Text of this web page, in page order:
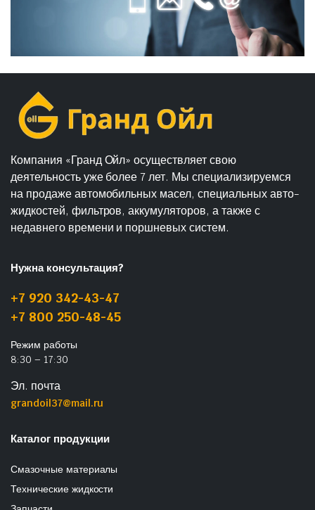
Компания «Гранд Ойл» осуществляет свою
деятельность уже более 7 лет. Мы специализируемся
на продаже автомобильных масел, специальных авто-
жидкостей, фильтров, аккумуляторов, а также с
недавнего времени и поршневых систем.
Нужна консультация?
+7 920 342-43-47
+7 800 250-48-45
Режим работы
8:30 – 17:30
Эл. почта
grandoil37@mail.ru
Каталог продукции
Смазочные материалы
Технические жидкости